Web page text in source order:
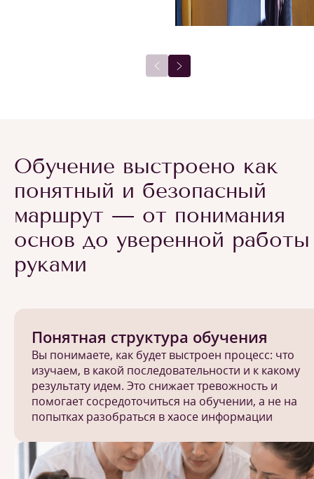
Обучение выстроено как
понятный и безопасный
маршрут — от понимания
основ до уверенной работы
руками
Понятная структура обучения
Вы понимаете, как будет выстроен процесс: что
изучаем, в какой последовательности и к какому
результату идем. Это снижает тревожность и
помогает сосредоточиться на обучении, а не на
попытках разобраться в хаосе информации